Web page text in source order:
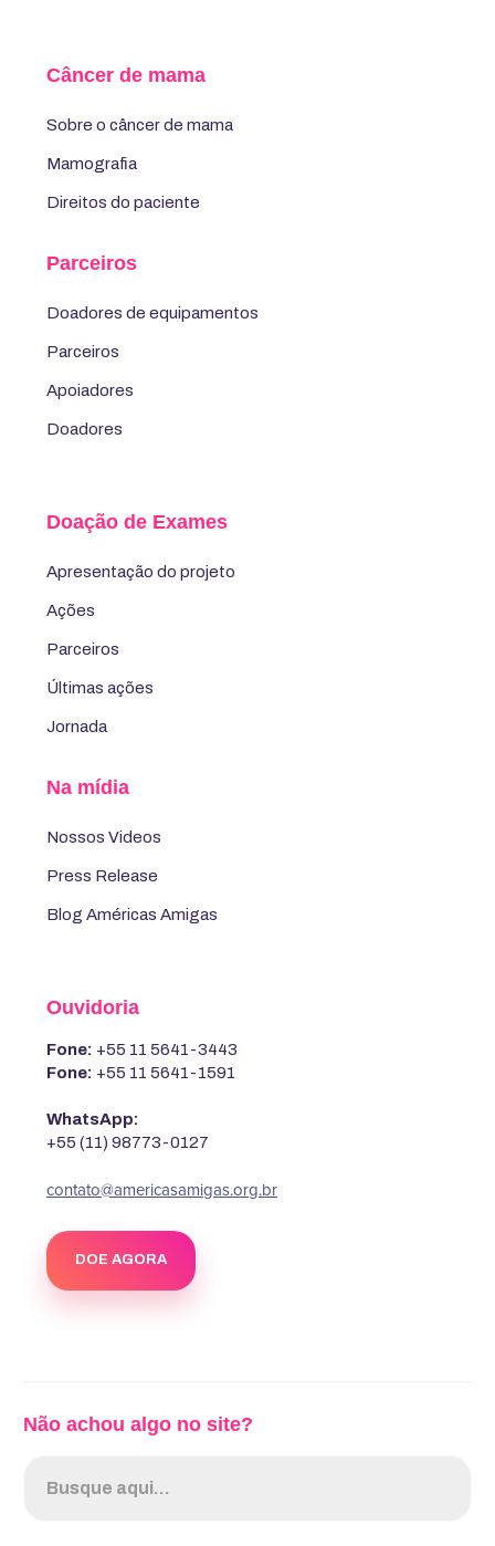
Câncer de mama
Sobre o câncer de mama
Mamografia
Direitos do paciente
Parceiros
Doadores de equipamentos
Parceiros
Apoiadores
Doadores
Doação de Exames
Apresentação do projeto
Ações
Parceiros
Últimas ações
Jornada
Na mídia
Nossos Videos
Press Release
Blog Américas Amigas
Ouvidoria
Fone: +55 11 5641-3443
Fone: +55 11 5641-1591
WhatsApp:
+55 (11) 98773-0127
contato@americasamigas.org.br
DOE AGORA
Não achou algo no site?